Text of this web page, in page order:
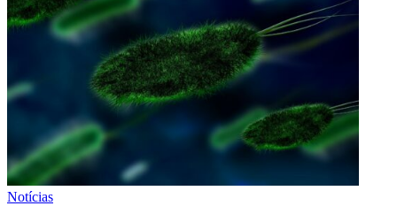
Notícias